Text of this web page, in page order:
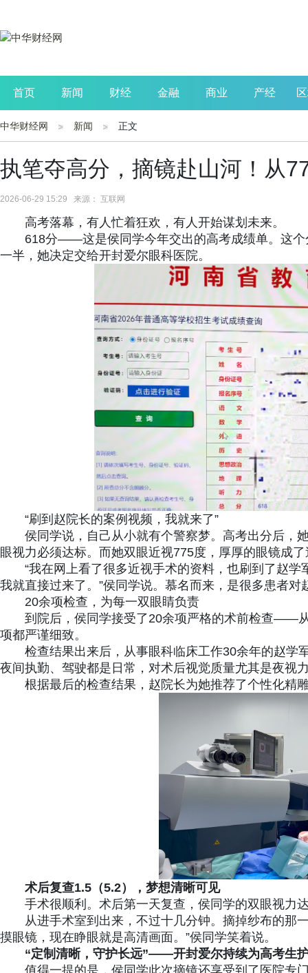
首页 新闻 财经 金融 商业 产经
公司 生活 读书
中华财经网 新闻 正文
执笔夺高分，摘镜赴山河！从
2026-06-29 15:29 来源： 互联网
高考落幕，有人忙着狂欢，有人开始谋划未来。
618分——这是侯同学今年交出的高考成绩单。这
一半，她决定交给开封爱尔眼科医院。
“刷到赵院长的案例视频，我就来了”
侯同学说，自己从小就有个警察梦。高考出分后
眼视力必须达标。而她双眼近视775度，厚厚的眼镜成
“我在网上看了很多近视手术的资料，也刷到了赵
我就直接过来了。”侯同学说。慕名而来，是很多患者对
20余项检查，为每一双眼睛负责
到院后，侯同学接受了20余项严格的术前检查——
项都严谨细致。
检查结果出来后，从事眼科临床工作30余年的赵学
夜间执勤、驾驶都是日常，对术后视觉质量尤其是夜视
根据最后的检查结果，赵院长为她推荐了个性化精
术后复查1.5（5.2），梦想清晰可见
手术很顺利。术后第一天复查，侯同学的双眼视力
从进手术室到出来，不过十几分钟。摘掉纱布的那
摸眼镜，现在睁眼就是高清画面。”侯同学笑着说。
“定制清晰，守护长远”——开封爱尔持续为高考生
值得一提的是，侯同学此次摘镜还享受到了医院专